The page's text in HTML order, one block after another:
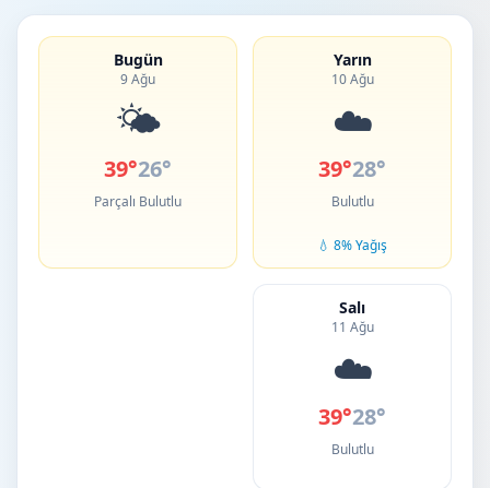
Bugün
9 Ağu
🌤️
39°26°
Parçalı Bulutlu
Yarın
10 Ağu
☁️
39°28°
Bulutlu
💧 8% Yağış
Salı
11 Ağu
☁️
39°28°
Bulutlu